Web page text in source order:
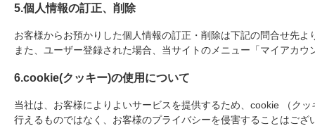
5.個人情報の訂正、削除
お客様からお預かりした個人情報の訂正・削除は下記の問合せ先よ
また、ユーザー登録された場合、当サイトのメニュー「マイアカ
6.cookie(クッキー)の使用について
当社は、お客様によりよいサービスを提供するため、cookie （ク
行えるものではなく、お客様のプライバシーを侵害することはござ